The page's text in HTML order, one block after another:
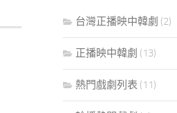
台灣正播映中韓劇 (2)
正播映中韓劇 (13)
熱門戲劇列表 (11)